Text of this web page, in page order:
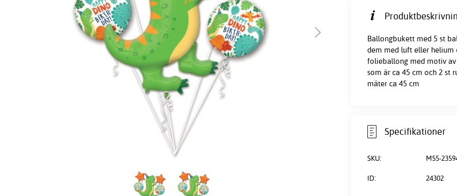
Ballongbukett med 5 st
dem med luft eller helium
folieballong med motiv av
som är ca 45 cm och 2 st
mäter ca 45 cm
Specifikationer
SKU: M55-
ID: 24302